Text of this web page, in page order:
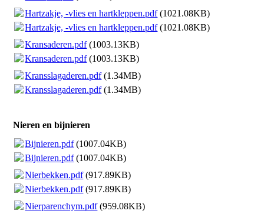
Hartzakje, -vlies en hartkleppen.pdf(1021.08KB)
Hartzakje, -vlies en hartkleppen.pdf(1021.08KB)
Kransaderen.pdf(1003.13KB)
Kransaderen.pdf(1003.13KB)
Kransslagaderen.pdf(1.34MB)
Kransslagaderen.pdf(1.34MB)
Nieren en bijnieren
Bijnieren.pdf(1007.04KB)
Bijnieren.pdf(1007.04KB)
Nierbekken.pdf(917.89KB)
Nierbekken.pdf(917.89KB)
Nierparenchym.pdf(959.08KB)